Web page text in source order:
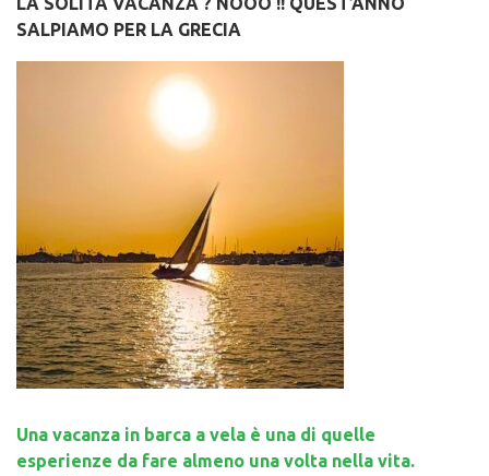
SALPIAMO PER LA GRECIA
Una vacanza in barca a vela è una di quelle
esperienze da fare almeno una volta nella vita.